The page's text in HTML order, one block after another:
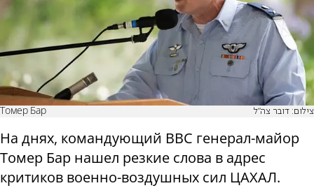
Томер Бар צילום: דובר צה"ל
На днях, командующий ВВС генерал-майор
Томер Бар нашел резкие слова в адрес
критиков военно-воздушных сил ЦАХАЛ.